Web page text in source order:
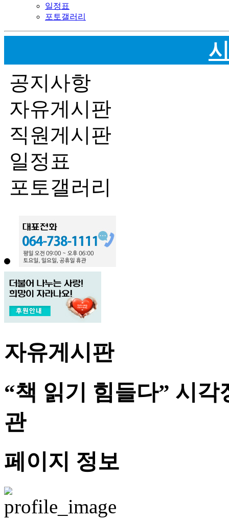
일정표
포토갤러리
공지사항
자유게시판
직원게시판
일정표
포토갤러리
자유게시판
“책 읽기 힘들다” 시
관
페이지 정보